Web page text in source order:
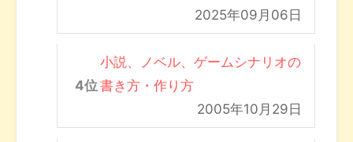
2025年09月06日
小説、ノベル、ゲームシナリオの
書き方・作り方
2005年10月29日